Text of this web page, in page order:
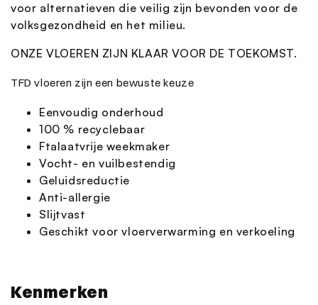
voor alternatieven die veilig zijn bevonden voor de
volksgezondheid en het milieu.
ONZE VLOEREN ZIJN KLAAR VOOR DE TOEKOMST.
TFD vloeren zijn een bewuste keuze
Eenvoudig onderhoud
100 % recyclebaar
Ftalaatvrije weekmaker
Vocht- en vuilbestendig
Geluidsreductie
Anti-allergie
Slijtvast
Geschikt voor vloerverwarming en verkoeling
Kenmerken